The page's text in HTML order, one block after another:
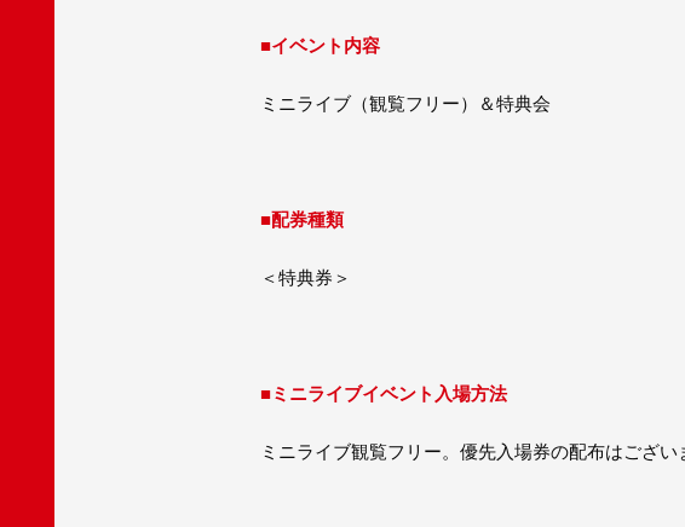
■イベント内容
ミニライブ（観覧フリー）＆特典会
■配券種類
＜特典券＞
■ミニライブイベント入場方法
ミニライブ観覧フリー。優先入場券の配布はござい